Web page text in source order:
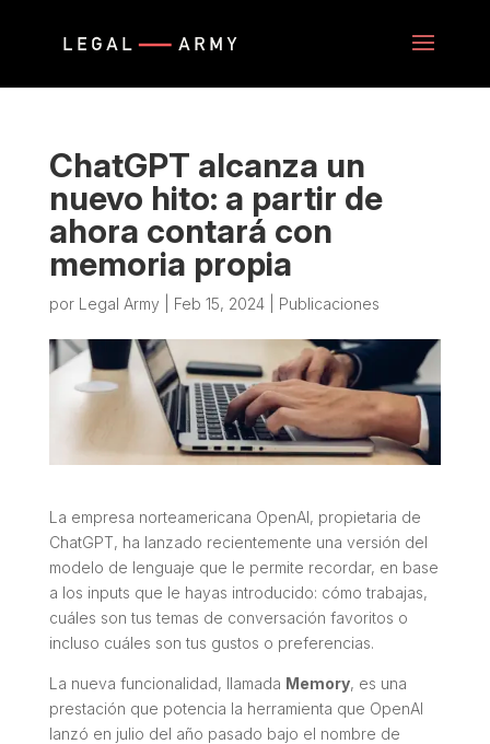
ChatGPT alcanza un
nuevo hito: a partir de
ahora contará con
memoria propia
por Legal Army Feb 15, 2024| Publicaciones
La empresa norteamericana OpenAI, propietaria de
ChatGPT, ha lanzado recientemente una versión del
modelo de lenguaje que le permite recordar, en base
a los inputs que le hayas introducido: cómo trabajas,
cuáles son tus temas de conversación favoritos o
incluso cuáles son tus gustos o preferencias.
La nueva funcionalidad, llamada Memory, es una
prestación que potencia la herramienta que OpenAI
lanzó en julio del año pasado bajo el nombre de